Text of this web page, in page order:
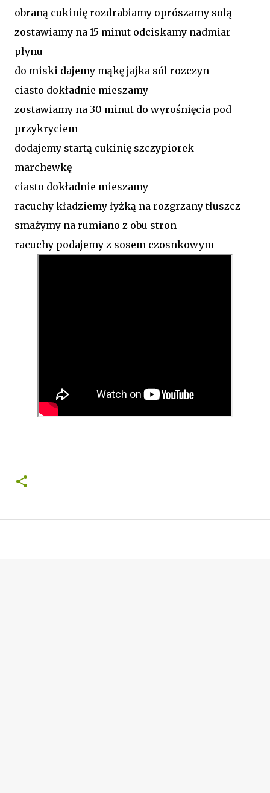
obraną cukinię rozdrabiamy oprószamy solą
zostawiamy na 15 minut odciskamy nadmiar
płynu
do miski dajemy mąkę jajka sól rozczyn
ciasto dokładnie mieszamy
zostawiamy na 30 minut do wyrośnięcia pod
przykryciem
dodajemy startą cukinię szczypiorek
marchewkę
ciasto dokładnie mieszamy
racuchy kładziemy łyżką na rozgrzany tłuszcz
smażymy na rumiano z obu stron
racuchy podajemy z sosem czosnkowym